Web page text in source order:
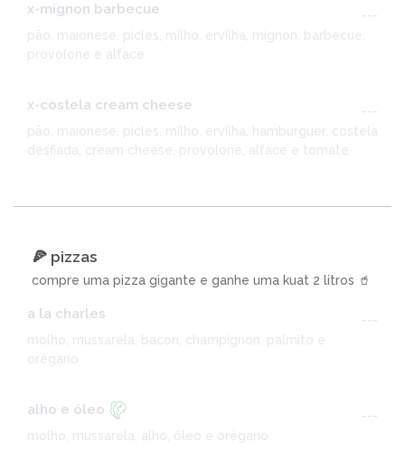
x-mignon barbecue
---
pão, maionese, picles, milho, ervilha, mignon, barbecue,
provolone e alface
x-costela cream cheese
---
pão, maionese, picles, milho, ervilha, hamburguer, costela
desfiada, cream cheese, provolone, alface e tomate
🍕 pizzas
compre uma pizza gigante e ganhe uma kuat 2 litros 🥤
a la charles
---
molho, mussarela, bacon, champignon, palmito e
alho e óleo
---